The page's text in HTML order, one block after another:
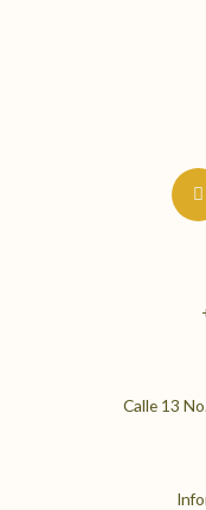
I
s
t
m
Calle 13